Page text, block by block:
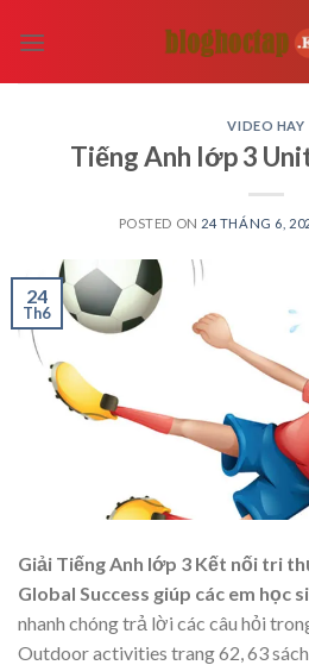
VIDEO HAY
Tiếng Anh lớp 3
POSTED ON 24 THÁNG 6,
24
Th6
Giải Tiếng Anh lớp 3 Kết nối tri
Global Success giúp các em học
nhanh chóng trả lời các câu hỏi
Outdoor activities trang 62, 63